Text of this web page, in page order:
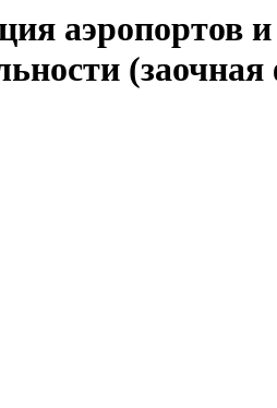
аэропортов и